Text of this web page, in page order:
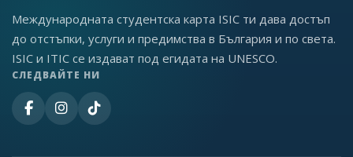
Международната студентска карта ISIC ти дава достъп
до отстъпки, услуги и предимства в България и по света.
ISIC и ITIC се издават под егидата на UNESCO.
СЛЕДВАЙТЕ НИ